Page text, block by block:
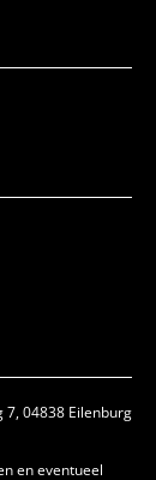
7, 04838 Eilenburg
en eventueel